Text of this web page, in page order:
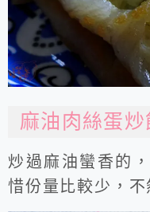
麻油肉絲蛋
炒過麻油蠻香的
惜份量比較少，不